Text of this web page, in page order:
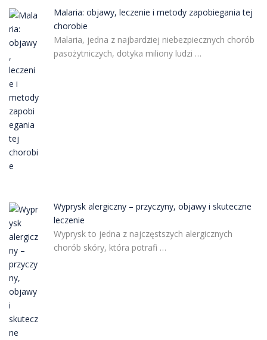
Malaria: objawy, leczenie i metody zapobiegania tej
chorobie
Malaria, jedna z najbardziej niebezpiecznych chorób
pasożytniczych, dotyka miliony ludzi …
Wyprysk alergiczny – przyczyny, objawy i skuteczne
leczenie
Wyprysk to jedna z najczęstszych alergicznych
chorób skóry, która potrafi …